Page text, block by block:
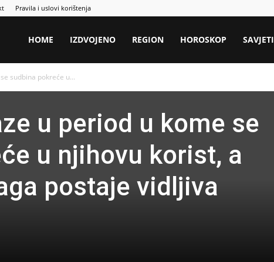
Pravila i uslovi korištenja
HOME IZDVOJENO REGION HOROSKOP SAVJETI
sudbina pokreće u...
u period u kome se
u njihovu korist, a
postaje vidljiva